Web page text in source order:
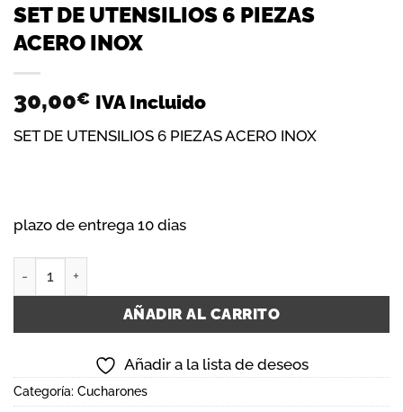
SET DE UTENSILIOS 6 PIEZAS
ACERO INOX
30,00€ IVA Incluido
SET DE UTENSILIOS 6 PIEZAS ACERO INOX
plazo de entrega 10 dias
AÑADIR AL CARRITO
Añadir a la lista de deseos
Categoría: Cucharones